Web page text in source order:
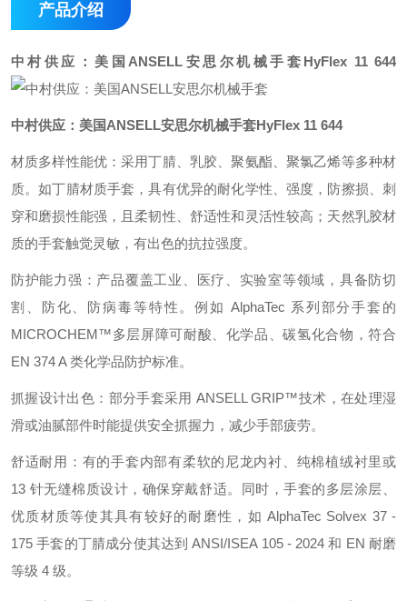
产品介绍
中村供应：美国ANSELL安思尔机械手套 HyFlex 11 644
中村供应：美国ANSELL安思尔机械手套HyFlex 11 644
材质多样性能优：采用丁腈、乳胶、聚氨酯、聚氯乙烯等多种材
质。如丁腈材质手套，具有优异的耐化学性、强度，防擦损、刺
穿和磨损性能强，且柔韧性、舒适性和灵活性较高；天然乳胶材
质的手套触觉灵敏，有出色的抗拉强度。
防护能力强：产品覆盖工业、医疗、实验室等领域，具备防切
割、防化、防病毒等特性。例如 AlphaTec 系列部分手套的
MICROCHEM™多层屏障可耐酸、化学品、碳氢化合物，符合
EN 374 A 类化学品防护标准。
抓握设计出色：部分手套采用 ANSELL GRIP™技术，在处理湿
滑或油腻部件时能提供安全抓握力，减少手部疲劳。
舒适耐用：有的手套内部有柔软的尼龙内衬、纯棉植绒衬里或
13 针无缝棉质设计，确保穿戴舒适。同时，手套的多层涂层、
优质材质等使其具有较好的耐磨性，如 AlphaTec Solvex 37 -
175 手套的丁腈成分使其达到 ANSI/ISEA 105 - 2024 和 EN 耐磨
等级 4 级。